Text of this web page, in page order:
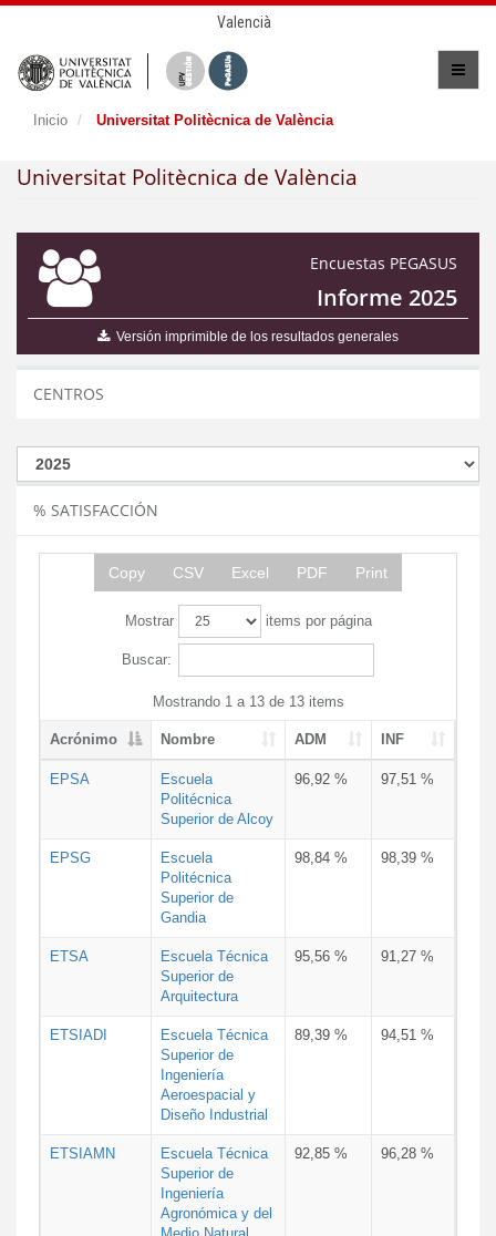
Valencià
Inicio Universitat Politècnica de València
Universitat Politècnica de València
Encuestas PEGASUS
Informe 2025
Versión imprimible de los resultados generales
CENTROS
% SATISFACCIÓN
Copy CSV Excel PDF Print
Mostrar items por página
Buscar:
Mostrando 1 a 13 de 13 items
Acrónimo Nombre ADM INF
EPSA
Escuela
Politécnica
Superior de Alcoy
96,92 % 97,51 %
EPSG
Escuela
Politécnica
Superior de
Gandia
98,84 % 98,39 %
ETSA
Escuela Técnica
Superior de
Arquitectura
95,56 % 91,27 %
ETSIADI
Escuela Técnica
Superior de
Ingeniería
Aeroespacial y
Diseño Industrial
89,39 % 94,51 %
ETSIAMN
Escuela Técnica
Superior de
Ingeniería
Agronómica y del
Medio Natural
92,85 % 96,28 %